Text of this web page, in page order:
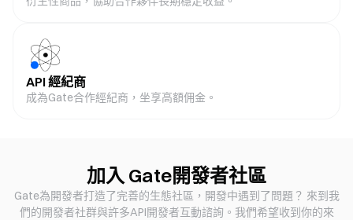
API 經紀商
成為Gate合作經紀商，坐享高額佣金。
加入 Gate開發者社區
Gate為開發者打造了完善的生態社區，開發中遇到了問題？ 來到我
們的開發者社群與許多API開發者互動諮詢。我們希望收到你的來